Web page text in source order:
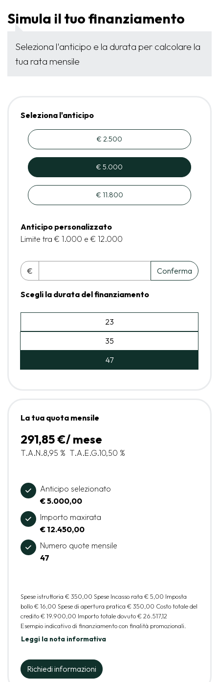
Simula il tuo finanziamento
Seleziona l'anticipo e la durata per calcolare la
tua rata mensile
Seleziona l'anticipo
€ 2.500
€ 5.000
€ 11.800
Anticipo personalizzato
Limite tra € 1.000 e € 12.000
€ Conferma
Scegli la durata del finanziamento
23
35
47
La tua quota mensile
291,85 €/ mese
T.A.N.8,95 % T.A.E.G.10,50 %
Anticipo selezionato
€ 5.000,00
Importo maxirata
€ 12.450,00
Numero quote mensile
47
Spese istruttoria € 350,00 Spese Incasso rata € 5,00 Imposta
bollo€ 16,00 Spese di apertura pratica € 350,00 Costo totale del
credito€ 19.900,00 Importo totale dovuto€ 26.517,12
Esempio indicativo di finanziamento con finalità promozionali.
Leggi la nota informativa
Richiedi informazioni